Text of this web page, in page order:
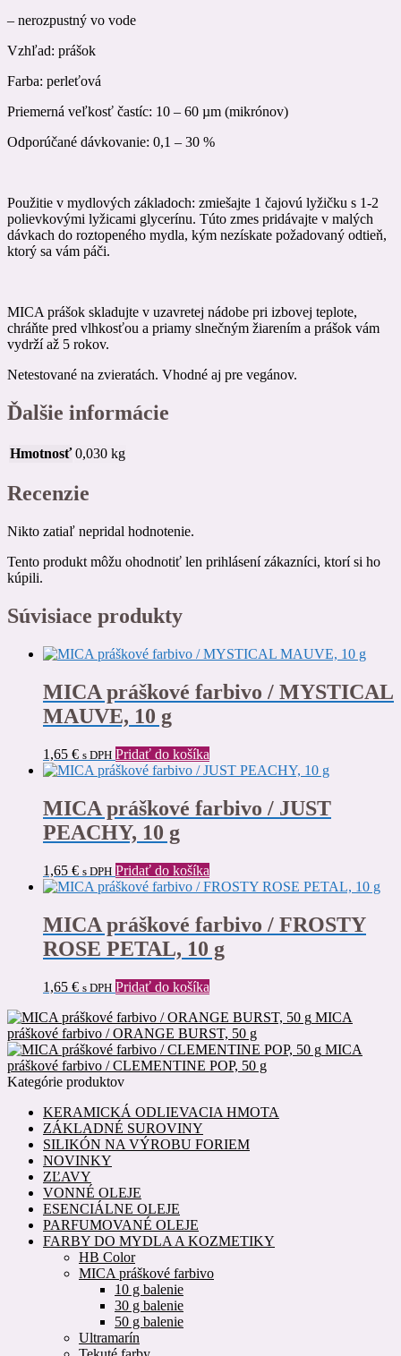
– nerozpustný vo vode
Vzhľad: prášok
Farba: perleťová
Priemerná veľkosť častíc: 10 – 60 µm (mikrónov)
Odporúčané dávkovanie: 0,1 – 30 %
Použitie v mydlových základoch: zmiešajte 1 čajovú lyžičku s 1-2
polievkovými lyžicami glycerínu. Túto zmes pridávajte v malých
dávkach do roztopeného mydla, kým nezískate požadovaný odtieň,
ktorý sa vám páči.
MICA prášok skladujte v uzavretej nádobe pri izbovej teplote,
chráňte pred vlhkosťou a priamy slnečným žiarením a prášok vám
vydrží až 5 rokov.
Netestované na zvieratách. Vhodné aj pre vegánov.
Ďalšie informácie
Hmotnosť 0,030 kg
Recenzie
Nikto zatiaľ nepridal hodnotenie.
Tento produkt môžu ohodnotiť len prihlásení zákazníci, ktorí si ho
kúpili.
Súvisiace produkty
MICA práškové farbivo / MYSTICAL
MAUVE, 10 g
1,65 € s DPH Pridať do košíka
MICA práškové farbivo / JUST
PEACHY, 10 g
1,65 € s DPH Pridať do košíka
MICA práškové farbivo / FROSTY
ROSE PETAL, 10 g
1,65 € s DPH Pridať do košíka
MICA
práškové farbivo / ORANGE BURST, 50 g
MICA
práškové farbivo / CLEMENTINE POP, 50 g
Kategórie produktov
KERAMICKÁ ODLIEVACIA HMOTA
ZÁKLADNÉ SUROVINY
SILIKÓN NA VÝROBU FORIEM
NOVINKY
ZĽAVY
VONNÉ OLEJE
ESENCIÁLNE OLEJE
PARFUMOVANÉ OLEJE
FARBY DO MYDLA A KOZMETIKY
HB Color
MICA práškové farbivo
10 g balenie
30 g balenie
50 g balenie
Ultramarín